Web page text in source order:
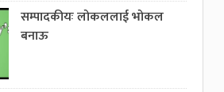
सम्पादकीयः लोकललाई भोकल
बनाऊ